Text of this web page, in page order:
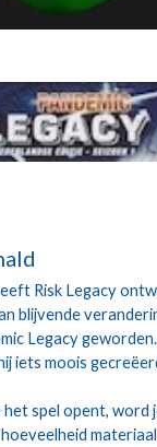
Risk Legacy
blijvende
Legacy
iets moois
spel opent, word